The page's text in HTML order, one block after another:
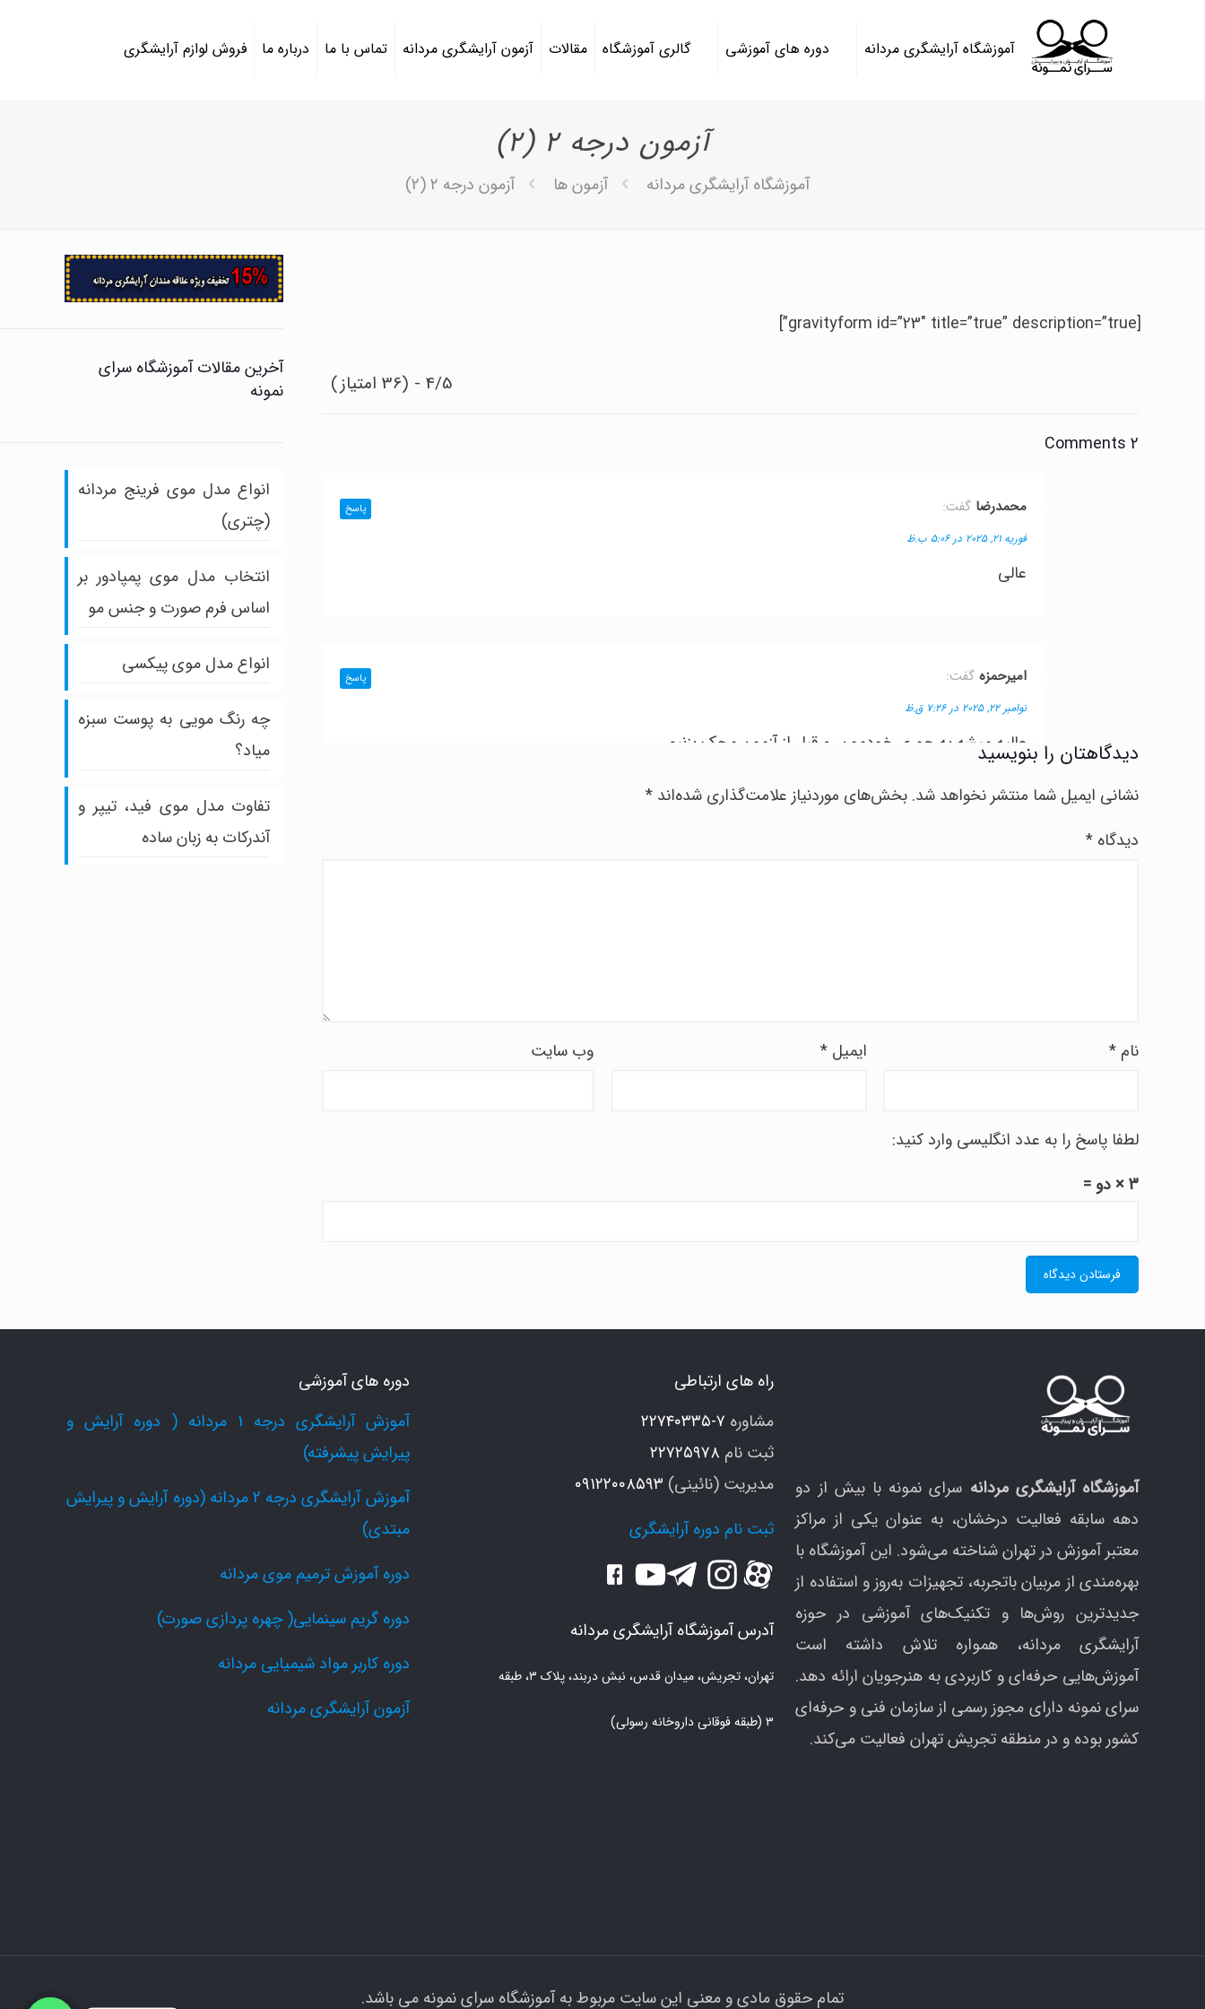
آموزشگاه آرایشگری مردانه دوره های آموزشی گالری آموزشگاه مقالات آزمون آرایشگری مردانه تماس با ما درباره ما فروش لوازم آرایشگری
آزمون درجه ۲ (2)
آموزشگاه آرایشگری مردانه آزمون ها آزمون درجه ۲ (2)
[gravityform id=”23″ title=”true” description=”true”]
4/5 - (36 امتیاز)
2 Comments
محمدرضا گفت:
فوریه 21, 2025 در 5:06 ب.ظ
عالی
پاسخ
امیرحمزه گفت:
نوامبر 22, 2025 در 7:26 ق.ظ
عالیه میشه یه جوری خودمون رو قبل از آزمون محک بزنیم
پاسخ
دیدگاهتان را بنویسید
نشانی ایمیل شما منتشر نخواهد شد. بخش‌های موردنیاز علامت‌گذاری شده‌اند *
دیدگاه *
نام * ایمیل* وب‌ سایت
لطفا پاسخ را به عدد انگلیسی وارد کنید:
3 × دو =
آخرین مقالات آموزشگاه سرای
نمونه
انواع مدل موی فرینج مردانه
(چتری)
انتخاب مدل موی پمپادور بر
اساس فرم صورت و جنس مو
انواع مدل موی پیکسی
چه رنگ مویی به پوست سبزه
میاد؟
تفاوت مدل موی فید، تیپر و
آندرکات به زبان ساده
آموزشگاه آرایشگری مردانه سرای نمونه با بیش از دو
دهه سابقه فعالیت درخشان، به عنوان یکی از مراکز
معتبر آموزش در تهران شناخته می‌شود. این آموزشگاه با
بهره‌مندی از مربیان باتجربه، تجهیزات به‌روز و استفاده از
جدیدترین روش‌ها و تکنیک‌های آموزشی در حوزه
آرایشگری مردانه، همواره تلاش داشته است
آموزش‌هایی حرفه‌ای و کاربردی به هنرجویان ارائه دهد.
سرای نمونه دارای مجوز رسمی از سازمان فنی و حرفه‌ای
کشور بوده و در منطقه تجریش تهران فعالیت می‌کند.
راه های ارتباطی
مشاوره ۷-۲۲۷۴۰۳۳۵
ثبت نام ۲۲۷۲۵۹۷۸
مدیریت (نائینی) ۰۹۱۲۲۰۰۸۵۹۳
ثبت نام دوره آرایشگری
آدرس آموزشگاه آرایشگری مردانه
تهران، تجریش، میدان قدس، نبش دربند، پلاک ۳، طبقه
۳ (طبقه فوقانی داروخانه رسولی)
دوره های آموزشی
آموزش آرایشگری درجه 1 مردانه ( دوره آرایش و
پیرایش پیشرفته)
آموزش آرایشگری درجه 2 مردانه (دوره آرایش و پیرایش
مبتدی)
دوره آموزش ترمیم موی مردانه
دوره گریم سینمایی( چهره پردازی صورت)
دوره کاربر مواد شیمیایی مردانه
آزمون آرایشگری مردانه
تمام حقوق مادی و معنی این سایت مربوط به آموزشگاه سرای نمونه می باشد.